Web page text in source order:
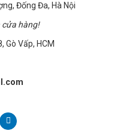
Đống Đa, Hà Nội
cửa hàng!
Gò Vấp, HCM